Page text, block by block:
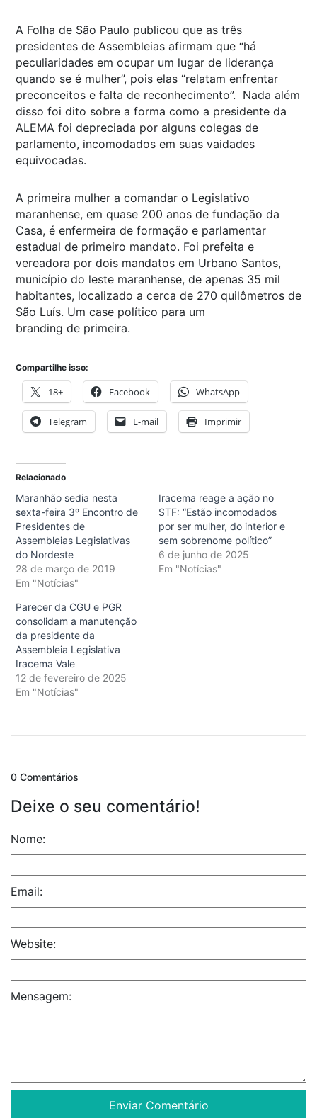
A Folha de São Paulo publicou que as três
presidentes de Assembleias afirmam que “há
peculiaridades em ocupar um lugar de liderança
quando se é mulher”, pois elas “relatam enfrentar
preconceitos e falta de reconhecimento”. Nada além
disso foi dito sobre a forma como a presidente da
ALEMA foi depreciada por alguns colegas de
parlamento, incomodados em suas vaidades
equivocadas.
A primeira mulher a comandar o Legislativo
maranhense, em quase 200 anos de fundação da
Casa, é enfermeira de formação e parlamentar
estadual de primeiro mandato. Foi prefeita e
vereadora por dois mandatos em Urbano Santos,
município do leste maranhense, de apenas 35 mil
habitantes, localizado a cerca de 270 quilômetros de
São Luís. Um case político para um
branding de primeira.
Compartilhe isso:
18+ Facebook WhatsApp
Telegram E-mail Imprimir
Relacionado
Maranhão sedia nesta
sexta-feira 3º Encontro de
Presidentes de
Assembleias Legislativas
do Nordeste
28 de março de 2019
Em "Notícias"
Iracema reage a ação no
STF: “Estão incomodados
por ser mulher, do interior e
sem sobrenome político”
6 de junho de 2025
Em "Notícias"
Parecer da CGU e PGR
consolidam a manutenção
da presidente da
Assembleia Legislativa
Iracema Vale
12 de fevereiro de 2025
Em "Notícias"
0 Comentários
Deixe o seu comentário!
Nome:
Email:
Website:
Mensagem: